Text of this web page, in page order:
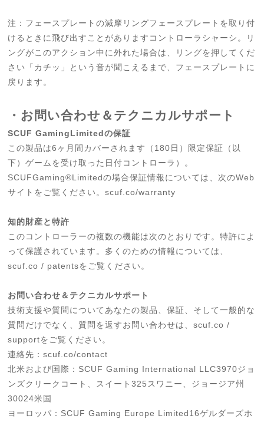
注：フェースプレートの減摩リングフェースプレートを取り付
けるときに飛び出すことがありますコントローラシャーシ。リ
ングがこのアクション中に外れた場合は、リングを押してくだ
さい「カチッ」という音が聞こえるまで、フェースプレートに
戻ります。
・お問い合わせ＆テクニカルサポート
SCUF GamingLimitedの保証
この製品は6ヶ月間カバーされます（180日）限定保証（以
下）ゲームを受け取った日付コントローラ）。
SCUFGaming®Limitedの場合保証情報については、次のWeb
サイトをご覧ください。scuf.co/warranty
知的財産と特許
このコントローラーの複数の機能は次のとおりです。特許によ
って保護されています。多くのための情報については、
scuf.co / patentsをご覧ください。
お問い合わせ＆テクニカルサポート
技術支援や質問についてあなたの製品、保証、そして一般的な
質問だけでなく、質問を返すお問い合わせは、scuf.co /
supportをご覧ください。
連絡先：scuf.co/contact
北米および国際：SCUF Gaming International LLC3970ジョ
ンズクリークコート、スイート325スワニー、ジョージア州
30024米国
ヨーロッパ：SCUF Gaming Europe Limited16ゲルダーズホ